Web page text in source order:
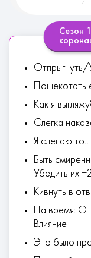
Сезон
Отпрыгнуть/
Пощекотать
Как я
Слегка
Я сделаю то..
Быть
Убедить их
Кивнуть в
На время:
Влияние
Это было